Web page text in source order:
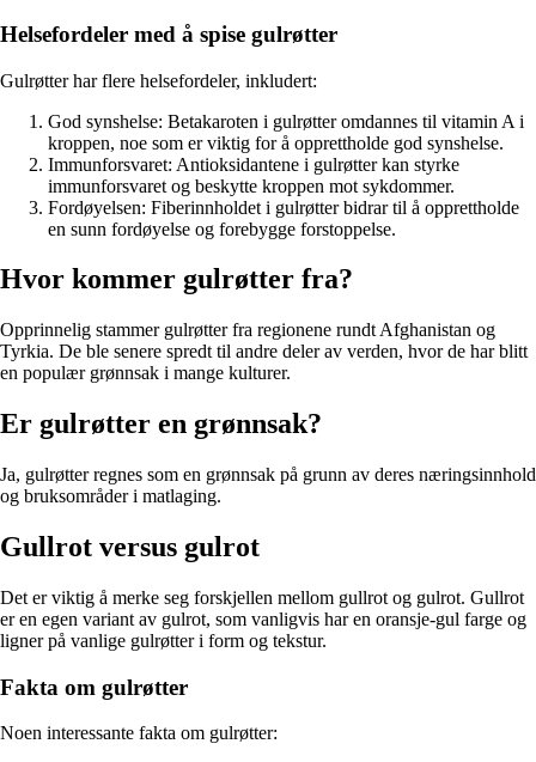
Helsefordeler med å spise gulrøtter
Gulrøtter har flere helsefordeler, inkludert:
God synshelse: Betakaroten i gulrøtter omdannes til vitamin A i
kroppen, noe som er viktig for å opprettholde god synshelse.
Immunforsvaret: Antioksidantene i gulrøtter kan styrke
immunforsvaret og beskytte kroppen mot sykdommer.
Fordøyelsen: Fiberinnholdet i gulrøtter bidrar til å opprettholde
en sunn fordøyelse og forebygge forstoppelse.
Hvor kommer gulrøtter fra?
Opprinnelig stammer gulrøtter fra regionene rundt Afghanistan og
Tyrkia. De ble senere spredt til andre deler av verden, hvor de har blitt
en populær grønnsak i mange kulturer.
Er gulrøtter en grønnsak?
Ja, gulrøtter regnes som en grønnsak på grunn av deres næringsinnhold
og bruksområder i matlaging.
Gullrot versus gulrot
Det er viktig å merke seg forskjellen mellom gullrot og gulrot. Gullrot
er en egen variant av gulrot, som vanligvis har en oransje-gul farge og
ligner på vanlige gulrøtter i form og tekstur.
Fakta om gulrøtter
Noen interessante fakta om gulrøtter: